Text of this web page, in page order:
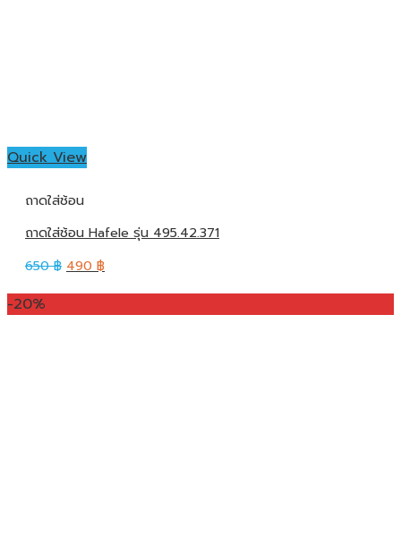
Quick View
ถาดใส่ช้อน
ถาดใส่ช้อน Hafele รุ่น 495.42.371
650฿ 490 ฿
-20%